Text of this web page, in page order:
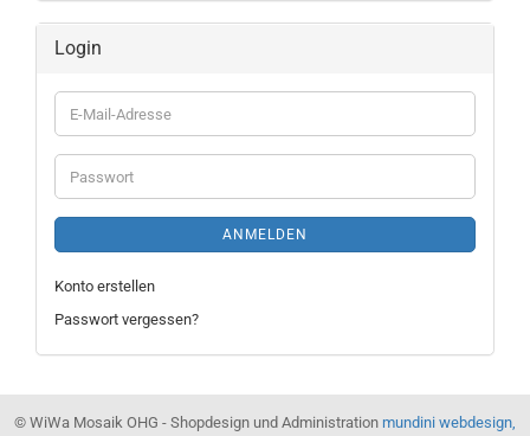
Login
E-
Mail-
Adresse
Passwort
ANMELDEN
Konto erstellen
Passwort vergessen?
© WiWa Mosaik OHG - Shopdesign und Administration mundini webdesign,